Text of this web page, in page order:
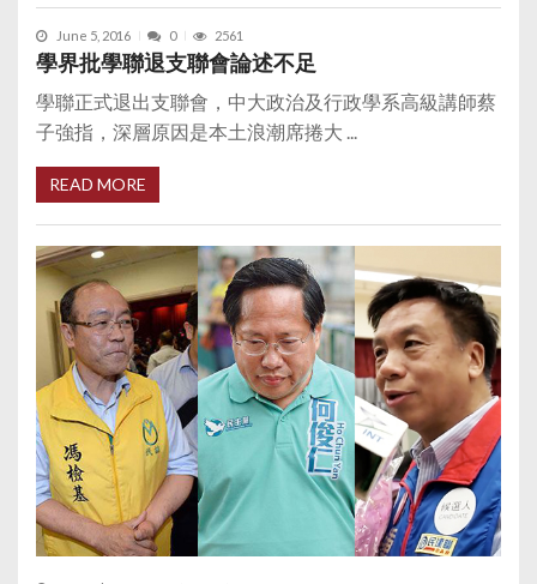
June 5, 2016 0 2561
學界批學聯退支聯會論述不足
學聯正式退出支聯會，中大政治及行政學系高級講師蔡
子強指，深層原因是本土浪潮席捲大 ...
READ MORE